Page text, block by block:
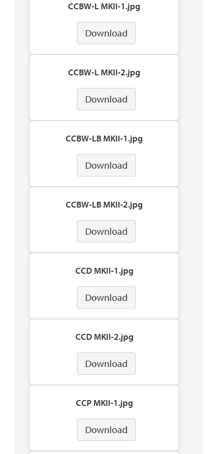
CCBW-L MKII-1.jpg
Download
CCBW-L MKII-2.jpg
Download
CCBW-LB MKII-1.jpg
Download
CCBW-LB MKII-2.jpg
Download
CCD MKII-1.jpg
Download
CCD MKII-2.jpg
Download
CCP MKII-1.jpg
Download